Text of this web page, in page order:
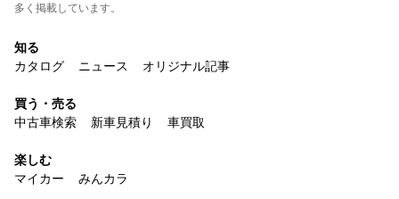
多く掲載しています。
知る
カタログ
ニュース オリジナル記事
買う・売る
中古車検索
新車見積り 車買取
楽しむ
マイカー
みんカラ